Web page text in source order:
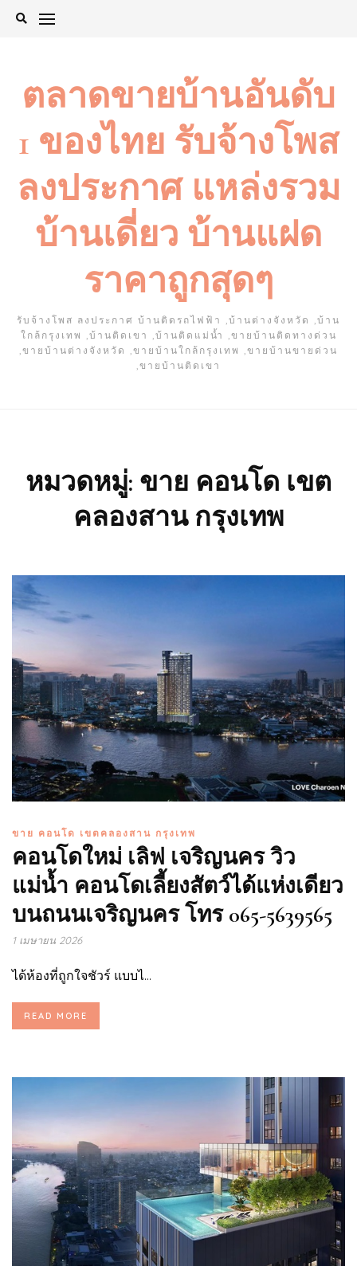
Skip
ตลาดขายบ้านอันดับ
1 ของไทย รับจ้างโพส
ลงประกาศ แหล่งรวม
บ้านเดี่ยว บ้านแฝด
ราคาถูกสุดๆ
รับจ้างโพส ลงประกาศ บ้านติดรถไฟฟ้า ,บ้านต่างจังหวัด ,บ้าน
ใกล้กรุงเทพ ,บ้านติดเขา ,บ้านติดแม่น้ำ ,ขายบ้านติดทางด่วน
,ขายบ้านต่างจังหวัด ,ขายบ้านใกล้กรุงเทพ ,ขายบ้านขายด่วน
,ขายบ้านติดเขา
หมวดหมู่: ขาย คอนโด เขต
คลองสาน กรุงเทพ
ขาย คอนโด เขตคลองสาน กรุงเทพ
คอนโดใหม่ เลิฟ เจริญนคร วิว
แม่น้ำ คอนโดเลี้ยงสัตว์ได้แห่งเดียว
บนถนนเจริญนคร โทร 065-5639565
1 เมษายน 2026
ได้ห้องที่ถูกใจชัวร์ แบบไ...
READ MORE